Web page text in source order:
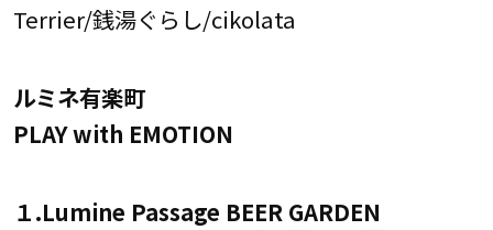
Terrier/銭湯ぐらし/cikolata
ルミネ有楽町
PLAY with EMOTION
１.Lumine Passage BEER GARDEN